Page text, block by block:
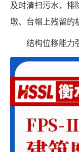
及时清扫污水，排
墩、台帽上残留的
结构位移能力